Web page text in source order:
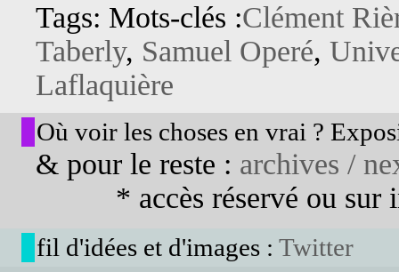
Tags: Mots-clés :Clément
Taberly, Samuel Operé,
Laflaquière
Où voir les choses en vrai ?
& pour le reste : archives /
* accès réservé ou sur
fil d'idées et d'images : Twitter